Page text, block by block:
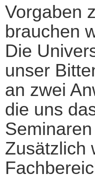
Vorgaben
brauchen
Die
unser
an zwei
die uns
Zusätzlich